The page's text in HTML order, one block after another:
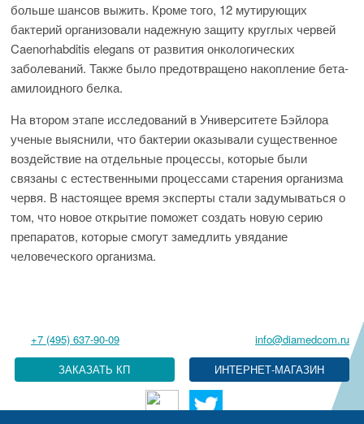
больше шансов выжить. Кроме того, 12 мутирующих
бактерий организовали надежную защиту круглых червей
Caenorhabditis elegans от развития онкологических
заболеваний. Также было предотвращено накопление бета-
амилоидного белка.
На втором этапе исследований в Университете Бэйлора
ученые выяснили, что бактерии оказывали существенное
воздействие на отдельные процессы, которые были
связаны с естественными процессами старения организма
червя. В настоящее время эксперты стали задумываться о
том, что новое открытие поможет создать новую серию
препаратов, которые смогут замедлить увядание
человеческого организма.
+7 (495) 637-90-09
info@diamedcom.ru
ЗАКАЗАТЬ КП